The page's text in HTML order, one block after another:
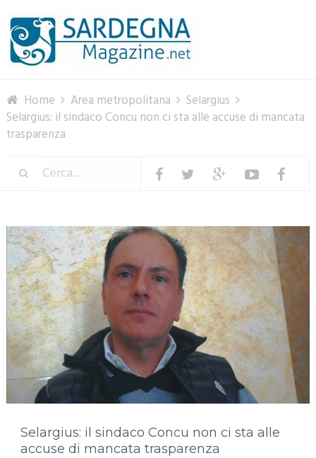
Home Area metropolitana
Selargius
Selargius: il sindaco Concu non ci sta alle accuse di mancata
trasparenza
Selargius: il sindaco Concu non ci sta alle
accuse di mancata trasparenza